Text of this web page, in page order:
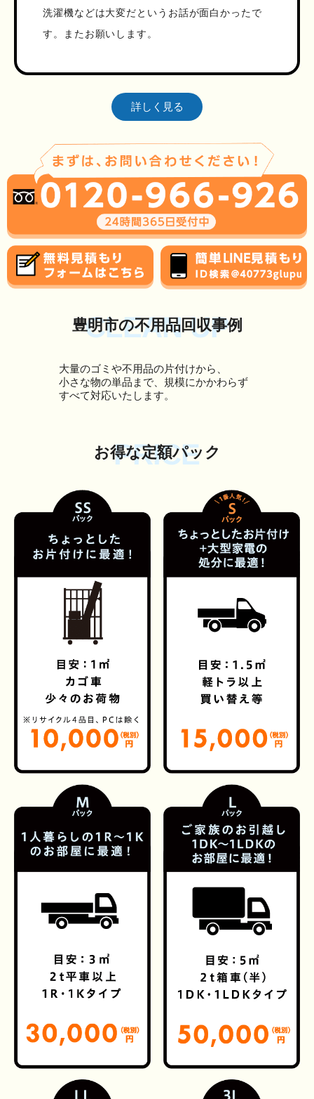
洗濯機などは大変だというお話が面白かったで
す。またお願いします。
詳しく見る
CLEAN UP
豊明市の不用品回収事例
大量のゴミや不用品の片付けから、
小さな物の単品まで、規模にかかわらず
すべて対応いたします。
PRICE
お得な定額パック